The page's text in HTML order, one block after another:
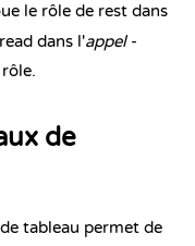
le rôle de rest dans
dans l'appel-
de
tableau permet de